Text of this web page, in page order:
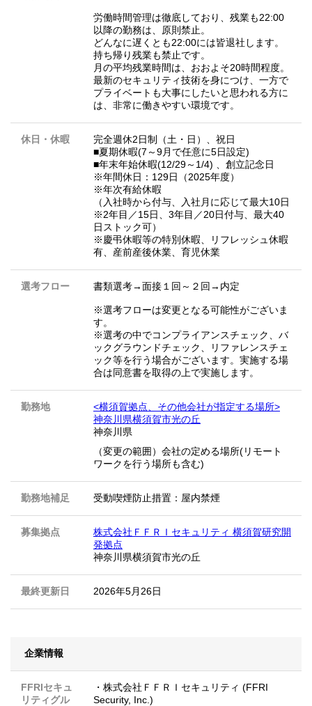
労働時間管理は徹底しており、残業も22:00
以降の勤務は、原則禁止。
どんなに遅くとも22:00には皆退社します。
持ち帰り残業も禁止です。
月の平均残業時間は、おおよそ20時間程度。
最新のセキュリティ技術を身につけ、一方で
プライベートも大事にしたいと思われる方に
は、非常に働きやすい環境です。
休日・休暇
完全週休2日制（土・日）、祝日
■夏期休暇(7～9月で任意に5日設定)
■年末年始休暇(12/29～1/4) 、創立記念日
※年間休日：129日（2025年度）
※年次有給休暇
（入社時から付与、入社月に応じて最大10日
※2年目／15日、3年目／20日付与、最大40
日ストック可）
※慶弔休暇等の特別休暇、リフレッシュ休暇
有、産前産後休業、育児休業
選考フロー 書類選考→面接１回～２回→内定
※選考フローは変更となる可能性がございま
す。
※選考の中でコンプライアンスチェック、バ
ックグラウンドチェック、リファレンスチェ
ック等を行う場合がございます。実施する場
合は同意書を取得の上で実施します。
勤務地
<横須賀拠点、その他会社が指定する場所>
神奈川県横須賀市光の丘
神奈川県
（変更の範囲）会社の定める場所(リモート
ワークを行う場所も含む)
勤務地補足 受動喫煙防止措置：屋内禁煙
募集拠点
株式会社ＦＦＲＩセキュリティ 横須賀研究開
発拠点
神奈川県横須賀市光の丘
最終更新日 2026年5月26日
企業情報
FFRIセキュ
リティグル
・株式会社ＦＦＲＩセキュリティ (FFRI
Security, Inc.)